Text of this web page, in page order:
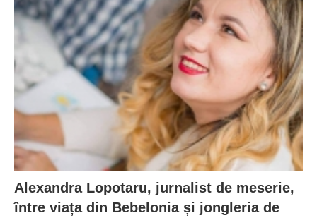
Alexandra Lopotaru, jurnalist de meserie,
între viața din Bebelonia și jongleria de